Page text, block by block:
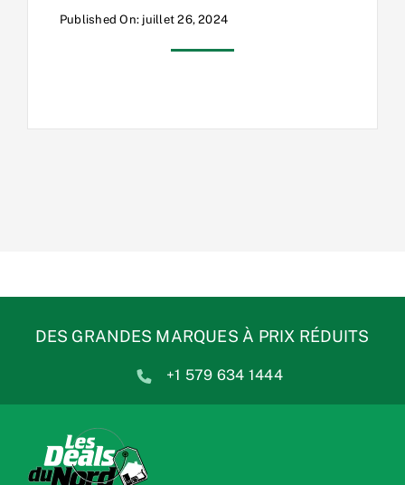
Published On: juillet 26, 2024
DES GRANDES MARQUES À PRIX RÉDUITS
+1 579 634 1444